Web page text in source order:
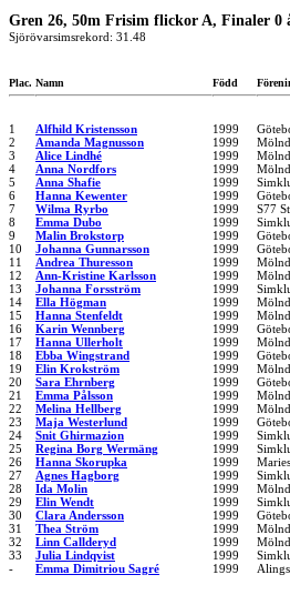
Gren 26, 50m Frisim flickor A, Finaler 0
Sjörövarsimsrekord: 31.48
Plac. Namn Född
1 Alfhild Kristensson 1999
2
Amanda Magnusson 1999
3
Alice Lindhé 1999
4
Anna Nordfors 1999
5
Anna Shafie 1999
6
Hanna Kewenter 1999
7
Wilma Ryrbo 1999
S77
8
Emma Dubo 1999
9
Malin Brokstorp 1999
10
Johanna Gunnarsson 1999
11
Andrea Thuresson 1999
12
Ann-Kristine Karlsson 1999
13
Johanna Forsström 1999
14
Ella Högman 1999
15
Hanna Stenfeldt 1999
16
Karin Wennberg 1999
17
Hanna Ullerholt 1999
18
Ebba Wingstrand 1999
19
Elin Krokström 1999
20
Sara Ehrnberg 1999
21
Emma Pålsson 1999
22
Melina Hellberg 1999
23
Maja Westerlund 1999
24
Snit Ghirmazion 1999
25
Regina Borg Wermäng 1999
26
Hanna Skorupka 1999
27
Agnes Hagborg 1999
28
Ida Molin 1999
29
Elin Wendt 1999
30
Clara Andersson 1999
31
Thea Ström 1999
32
Linn Callderyd 1999
33
Julia Lindqvist 1999
-
Emma Dimitriou Sagré 1999